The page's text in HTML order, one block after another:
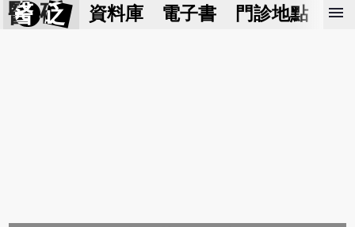
醫 砭 資料庫 電子書 門診地點 預
menu